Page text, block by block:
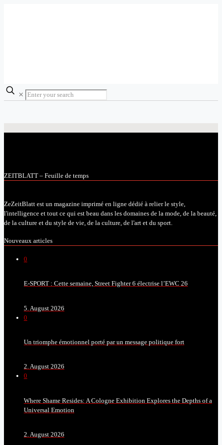
✕
ZEITBLATT – Feuille de temps
ZeZeitBlatt est un magazine imprimé en ligne dédié à relier le style,
l'intelligence et tout ce qui est beau dans les domaines de la mode, de la beauté,
de la culture et du style de vie, de la culture, de l'art et du sport.
Nouveaux articles
0
E-SPORT : Cette semaine, Street Fighter 6 électrise l’EWC 26
5. August 2026
0
Un triomphe émotionnel porté par un message politique fort
2. August 2026
0
Where Shame Resides: A Cologne Exhibition Explores the Depths of a
Universal Emotion
2. August 2026